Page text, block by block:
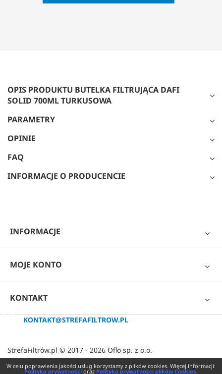
OPIS PRODUKTU BUTELKA FILTRUJĄCA DAFI
SOLID 700ML TURKUSOWA
PARAMETRY
OPINIE
FAQ
INFORMACJE O PRODUCENCIE
INFORMACJE
MOJE KONTO
KONTAKT
KONTAKT@STREFAFILTROW.PL
StrefaFiltrów.pl © 2017 - 2026 Oflo sp. z o.o.
W celu poprawienia jakości usług korzystamy z plików cookies. Więcej informacji:
Polityka prywatności oraz Polityka prywatności plików Cookies.